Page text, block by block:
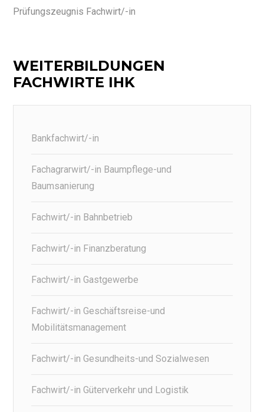
Prüfungszeugnis Fachwirt/-in
WEITERBILDUNGEN
FACHWIRTE IHK
Bankfachwirt/-in
Fachagrarwirt/-in Baumpflege-und
Baumsanierung
Fachwirt/-in Bahnbetrieb
Fachwirt/-in Finanzberatung
Fachwirt/-in Gastgewerbe
Fachwirt/-in Geschäftsreise-und
Mobilitätsmanagement
Fachwirt/-in Gesundheits-und Sozialwesen
Fachwirt/-in Güterverkehr und Logistik